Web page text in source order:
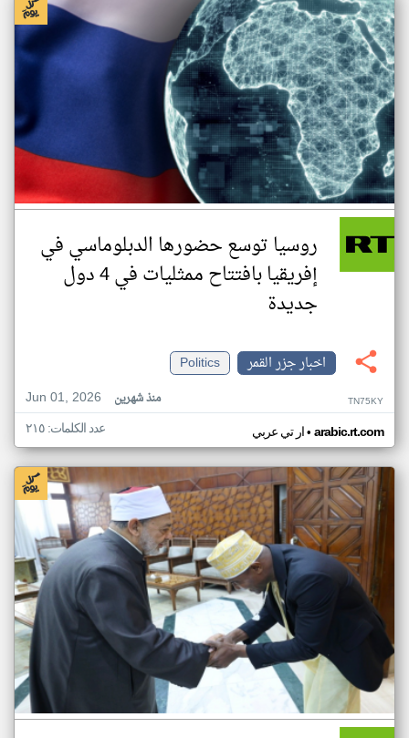
روسيا توسع حضورها الدبلوماسي في
إفريقيا بافتتاح ممثليات في 4 دول
جديدة
اخبار جزر القمر
Politics
Jun 01, 2026
منذ شهرين TN75KY
ار تي عربي• arabic.rt.com عدد الكلمات: ٢١٥